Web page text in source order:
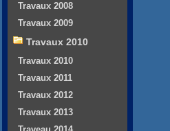
Travaux 2008
Travaux 2009
Travaux 2010
Travaux 2010
Travaux 2011
Travaux 2012
Travaux 2013